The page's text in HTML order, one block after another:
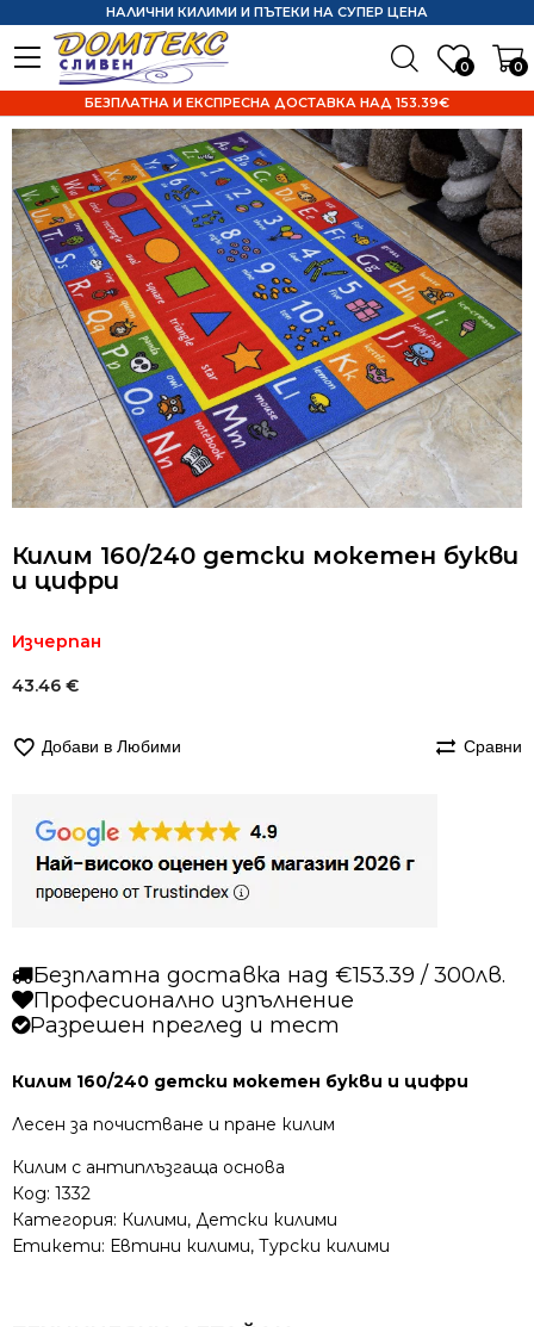
0 0
НАЛИЧНИ КИЛИМИ И ПЪТЕКИ НА СУПЕР ЦЕНА
БЕЗПЛАТНА И ЕКСПРЕСНА ДОСТАВКА НАД 153.39€
Килим 160/240 детски мокетен букви
и цифри
Изчерпан
43.46 €
Добави в Любими Сравни
Безплатна доставка над €153.39 / 300лв.
Професионално изпълнение
Разрешен преглед и тест
Килим 160/240 детски мокетен букви и цифри
Лесен за почистване и пране килим
Килим с антиплъзгаща основа
Код: 1332
Категория: Килими, Детски килими
Етикети: Евтини килими, Турски килими